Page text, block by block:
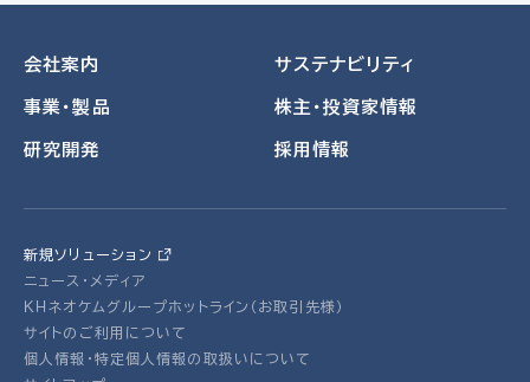
会社案内
事業・製品
研究開発
サステナビリティ
株主・投資家情報
採用情報
新規ソリューション
ニュース・メディア
ＫＨネオケムグループホットライン（お取引先様）
サイトのご利用について
個人情報・特定個人情報の取扱いについて